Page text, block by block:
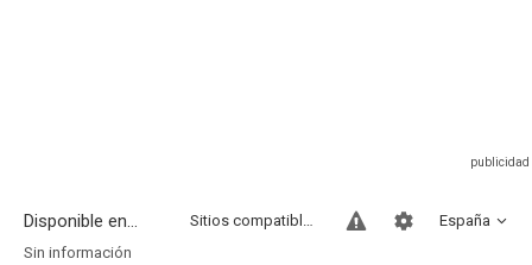
Disponible en... España
Sitios compatibles
Sin información